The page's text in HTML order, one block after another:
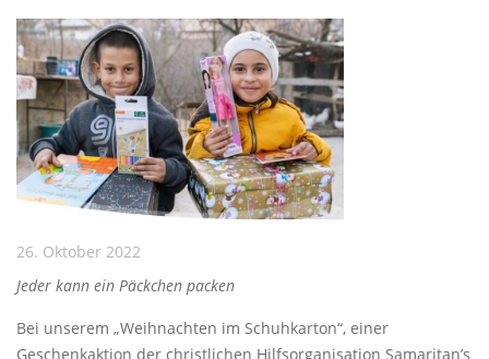
26. Oktober 2022
Jeder kann ein Päckchen packen
Bei unserem „Weihnachten im Schuhkarton“, einer
Geschenkaktion der christlichen Hilfsorganisation Samaritan’s